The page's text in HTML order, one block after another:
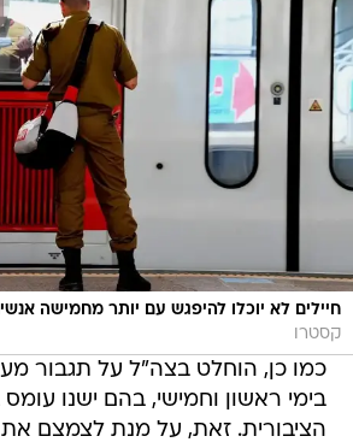
חיילים לא יוכלו להיפגש עם יותר מחמישה
קסטרו
כמו כן, הוחלט בצה"ל על תגבור
בימי ראשון וחמישי, בהם ישנו
הציבורית. זאת, על מנת לצמצם את